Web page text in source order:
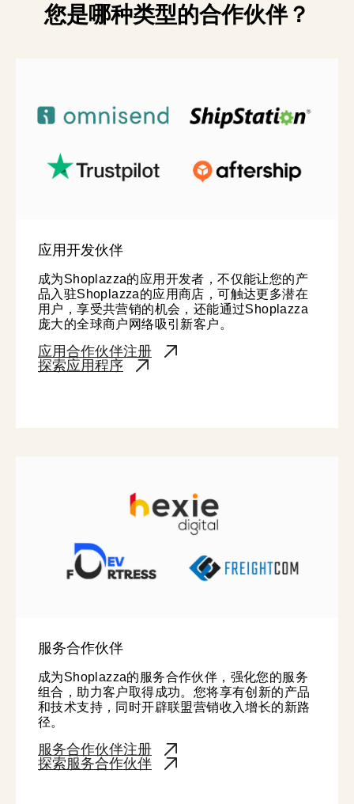
您是哪种类型的合作伙伴？
应用开发伙伴
成为Shoplazza的应用开发者，不仅能让您的产
品入驻Shoplazza的应用商店，可触达更多潜在
用户，享受共营销的机会，还能通过Shoplazza
庞大的全球商户网络吸引新客户。
应用合作伙伴注册
探索应用程序
服务合作伙伴
成为Shoplazza的服务合作伙伴，强化您的服务
组合，助力客户取得成功。您将享有创新的产品
和技术支持，同时开辟联盟营销收入增长的新路
径。
服务合作伙伴注册
探索服务合作伙伴